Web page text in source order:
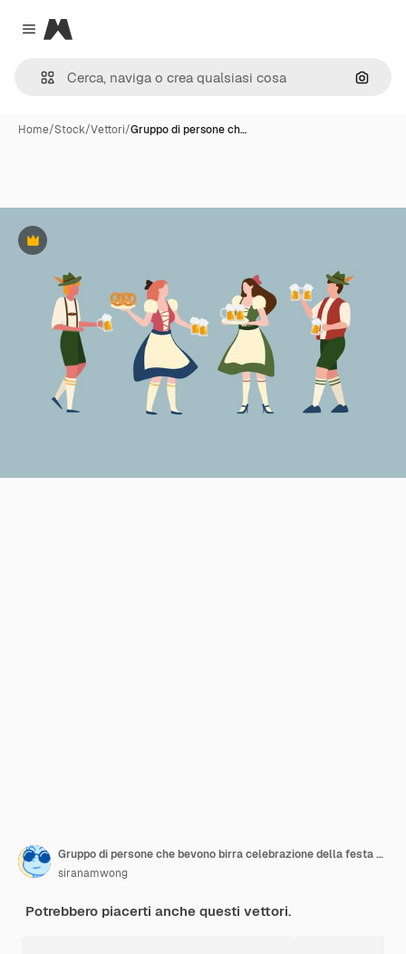
Close menu
Magnific
Cerca
Home/Stock/Vettori/Gruppo di persone ch…
Premium
Gruppo di persone che bevono birra celebrazione della festa dell'Oktoberfest
siranamwong
Potrebbero piacerti anche questi vettori.